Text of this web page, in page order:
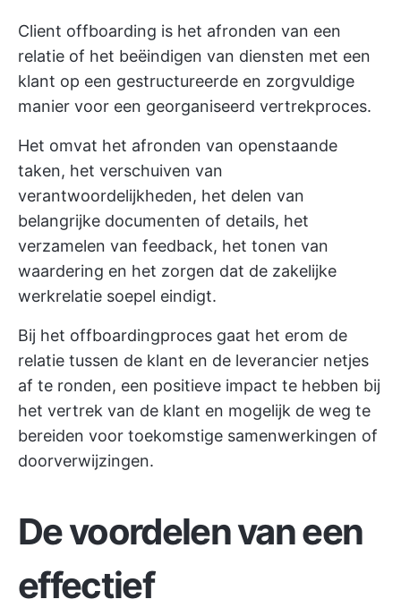
Client offboarding is het afronden van een
relatie of het beëindigen van diensten met een
klant op een gestructureerde en zorgvuldige
manier voor een georganiseerd vertrekproces.
Het omvat het afronden van openstaande
taken, het verschuiven van
verantwoordelijkheden, het delen van
belangrijke documenten of details, het
verzamelen van feedback, het tonen van
waardering en het zorgen dat de zakelijke
werkrelatie soepel eindigt.
Bij het offboardingproces gaat het erom de
relatie tussen de klant en de leverancier netjes
af te ronden, een positieve impact te hebben bij
het vertrek van de klant en mogelijk de weg te
bereiden voor toekomstige samenwerkingen of
doorverwijzingen.
De voordelen van een
effectief